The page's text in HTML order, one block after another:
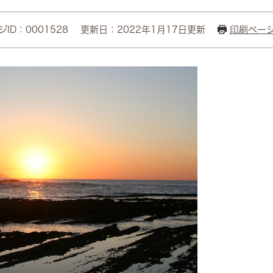
ID：0001528 更新日：2022年1月17日更新 印刷ペー